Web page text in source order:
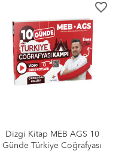
favorite_border
Dizgi Kitap MEB AGS 10
Günde Türkiye Coğrafyası